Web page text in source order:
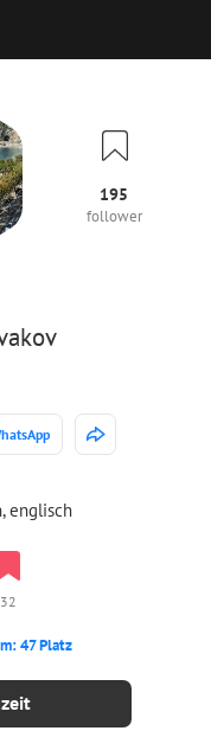
195
follower
englisch
32
47 Platz